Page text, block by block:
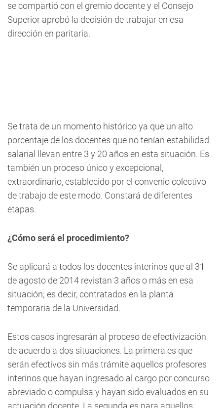
se compartió con el gremio docente y el Consejo
Superior aprobó la decisión de trabajar en esa
dirección en paritaria.
Se trata de un momento histórico ya que un alto
porcentaje de los docentes que no tenían estabilidad
salarial llevan entre 3 y 20 años en esta situación. Es
también un proceso único y excepcional,
extraordinario, establecido por el convenio colectivo
de trabajo de este modo. Constará de diferentes
etapas.
¿Cómo será el procedimiento?
Se aplicará a todos los docentes interinos que al 31
de agosto de 2014 revistan 3 años o más en esa
situación; es decir, contratados en la planta
temporaria de la Universidad.
Estos casos ingresarán al proceso de efectivización
de acuerdo a dos situaciones. La primera es que
serán efectivos sin más trámite aquellos profesores
interinos que hayan ingresado al cargo por concurso
abreviado o compulsa y hayan sido evaluados en su
actuación docente. La segunda es para aquellos